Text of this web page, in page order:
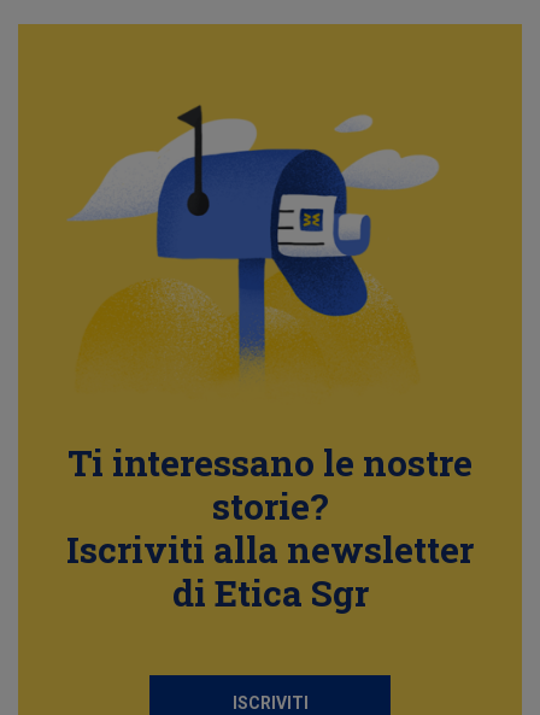
Ti interessano le nostre
storie?
Iscriviti alla newsletter
di Etica Sgr
ISCRIVITI